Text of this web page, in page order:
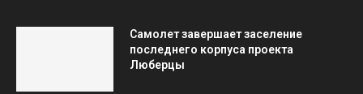
Самолет завершает заселение
последнего корпуса проекта
Люберцы